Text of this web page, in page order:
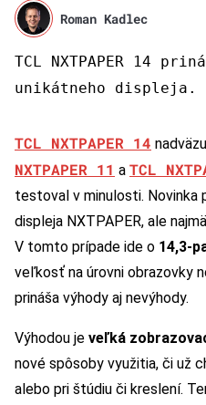
Roman Kadlec
TCL NXTPAPER 14
unikátneho displeja.
TCL NXTPAPER 14
NXTPAPER 11 a TCL
testoval v minulosti. Novinka
displeja NXTPAPER, ale
V tomto prípade ide o 14,3-
veľkosť na úrovni obrazovky
prináša výhody aj nevýhody.
Výhodou je veľká
nové spôsoby využitia, či už
alebo pri štúdiu či kreslení.